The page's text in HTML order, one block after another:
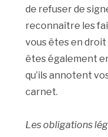
de refuser de
reconnaître les
vous êtes en droit
êtes également
qu’ils annotent
carnet.
Les obligations